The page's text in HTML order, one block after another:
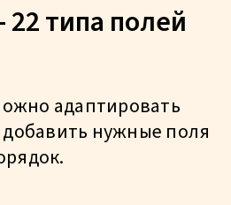
типа полей
адаптировать
добавить нужные поля